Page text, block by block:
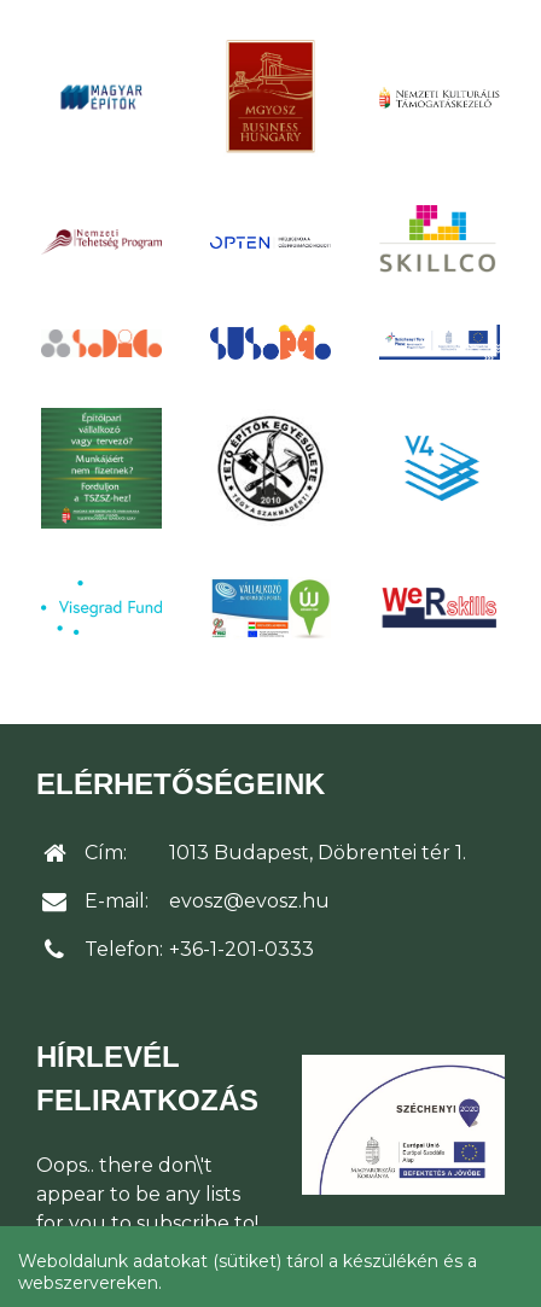
ELÉRHETŐSÉGEINK
Cím: 1013 Budapest, Döbrentei tér 1.
E-mail: evosz@evosz.hu
Telefon: +36-1-201-0333
HÍRLEVÉL
FELIRATKOZÁS
Oops.. there don\'t
appear to be any lists
for you to subscribe to!
Weboldalunk adatokat (sütiket) tárol a készülékén és a
webszervereken.